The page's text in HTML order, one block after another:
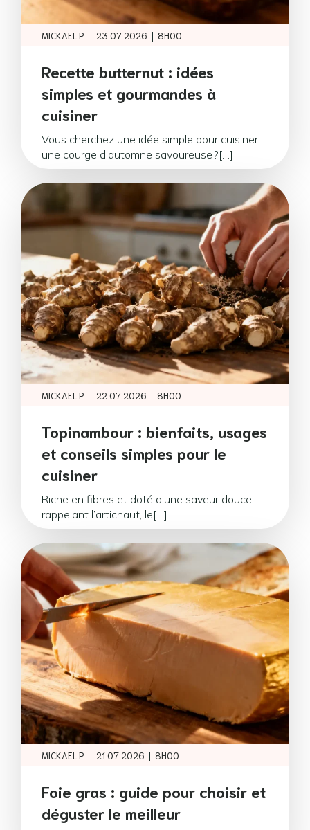
MICKAEL P. | 23.07.2026 | 8H00
Recette butternut : idées
simples et gourmandes à
cuisiner
Vous cherchez une idée simple pour cuisiner
une courge d’automne savoureuse ?[…]
MICKAEL P. | 22.07.2026 | 8H00
Topinambour : bienfaits, usages
et conseils simples pour le
cuisiner
Riche en fibres et doté d’une saveur douce
rappelant l’artichaut, le[…]
MICKAEL P. | 21.07.2026 | 8H00
Foie gras : guide pour choisir et
déguster le meilleur